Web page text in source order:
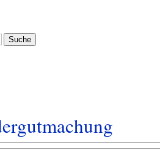
Suche